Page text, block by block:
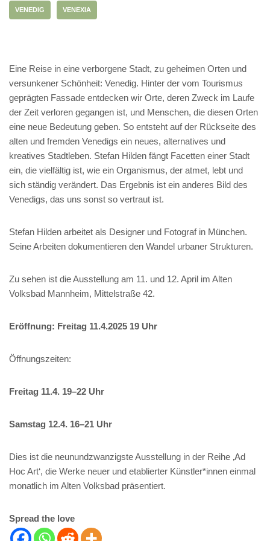
VENEDIG VENEXIA
Eine Reise in eine verborgene Stadt, zu geheimen Orten und
versunkener Schönheit: Venedig. Hinter der vom Tourismus
geprägten Fassade entdecken wir Orte, deren Zweck im Laufe
der Zeit verloren gegangen ist, und Menschen, die diesen Orten
eine neue Bedeutung geben. So entsteht auf der Rückseite des
alten und fremden Venedigs ein neues, alternatives und
kreatives Stadtleben. Stefan Hilden fängt Facetten einer Stadt
ein, die vielfältig ist, wie ein Organismus, der atmet, lebt und
sich ständig verändert. Das Ergebnis ist ein anderes Bild des
Venedigs, das uns sonst so vertraut ist.
Stefan Hilden arbeitet als Designer und Fotograf in München.
Seine Arbeiten dokumentieren den Wandel urbaner Strukturen.
Zu sehen ist die Ausstellung am 11. und 12. April im Alten
Volksbad Mannheim, Mittelstraße 42.
Eröffnung: Freitag 11.4.2025 19 Uhr
Öffnungszeiten:
Freitag 11.4. 19–22 Uhr
Samstag 12.4. 16–21 Uhr
Dies ist die neunundzwanzigste Ausstellung in der Reihe ‚Ad
Hoc Art‘, die Werke neuer und etablierter Künstler*innen einmal
monatlich im Alten Volksbad präsentiert.
Spread the love